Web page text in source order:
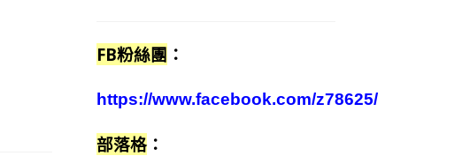
FB粉絲團 ：
https://www.facebook.com/z78625/
部落格 ：